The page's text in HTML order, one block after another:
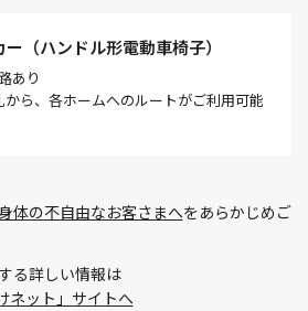
（ハンドル形電動車椅子）
あり
から、各ホームへのルートがご利用可能
体の不自由なお客さまへをあらかじめご
る詳しい情報は
ネット」サイトへ